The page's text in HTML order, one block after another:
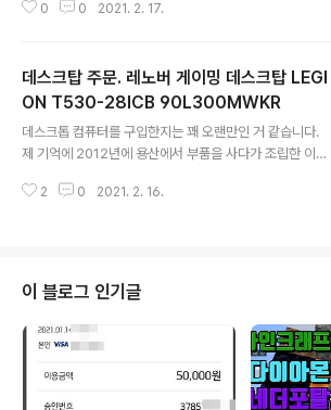
드로잉패드 빠른 배송:사무용품 / 문구류 싱가폴, 일본, 한
한 번쯤은 보셨을 제품일 건데요. 이런 형식의 제품은 아마
도 부기 보드(boobie board)가 오리지널일 건데요. 전자
잉크 방식의 메모장입니다. 눌린 부분에 초록색으로 나타
나고 버튼을 눌러서 한 번에 지울 수 있습니다. 예전에는 부
기 보드는 비싼 편이었고 구하기도 어려웠습니다. 어느 날
코스트코에서 저렴하게 팔기 시작해서 구입을 해서 사용했
0 0 2021. 2. 17.
데스크탑 주문. 레노버 게이밍 데스크탑 LEGI
ON T530-28ICB 90L300MWKR
데스크톱 컴퓨터를 구입한지는 꽤 오랜만인 거 같습니다.
제 기억에 2012년에 용산에서 부품을 사다가 조립한 이후
접 조립하지는 않았고 완제품 컴퓨터로 구입했습니다. 직
하나하나 구입하는 거도 번거롭겠더군요. 그리고 중요한
건 완제품 컴퓨터 가격이 제가 직접 조립하는 거보다 저렴
할 거 같았습니다. 게다가 기능도 더 많고요. 구입한 모델은
레노버 게이밍 데스크톱 LEGION T530-28ICB 90L3
00MWKR (i5-9400F) 램 16GB입니다. 쿠팡 구매 링
2 0 2021. 2. 16.
이 블로그 인기글